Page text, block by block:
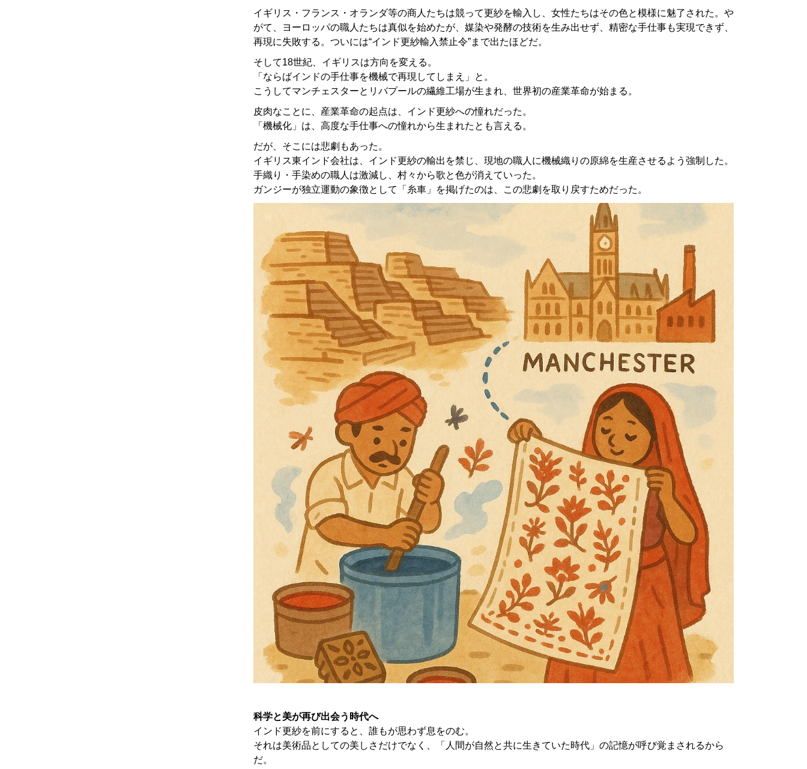
イギリス・フランス・オランダ等の商人たちは競って更紗を輸入し、女性たちはその色と模様に魅了された。や
がて、ヨーロッパの職人たちは真似を始めたが、媒染や発酵の技術を生み出せず、精密な手仕事も実現できず、
再現に失敗する。ついには“インド更紗輸入禁止令”まで出たほどだ。
そして18世紀、イギリスは方向を変える。
「ならばインドの手仕事を機械で再現してしまえ」と。
こうしてマンチェスターとリバプールの繊維工場が生まれ、世界初の産業革命が始まる。
皮肉なことに、産業革命の起点は、インド更紗への憧れだった。
「機械化」は、高度な手仕事への憧れから生まれたとも言える。
だが、そこには悲劇もあった。
イギリス東インド会社は、インド更紗の輸出を禁じ、現地の職人に機械織りの原綿を生産させるよう強制した。
手織り・手染めの職人は激減し、村々から歌と色が消えていった。
ガンジーが独立運動の象徴として「糸車」を掲げたのは、この悲劇を取り戻すためだった。
科学と美が再び出会う時代へ
インド更紗を前にすると、誰もが思わず息をのむ。
それは美術品としての美しさだけでなく、「人間が自然と共に生きていた時代」の記憶が呼び覚まされるから
だ。